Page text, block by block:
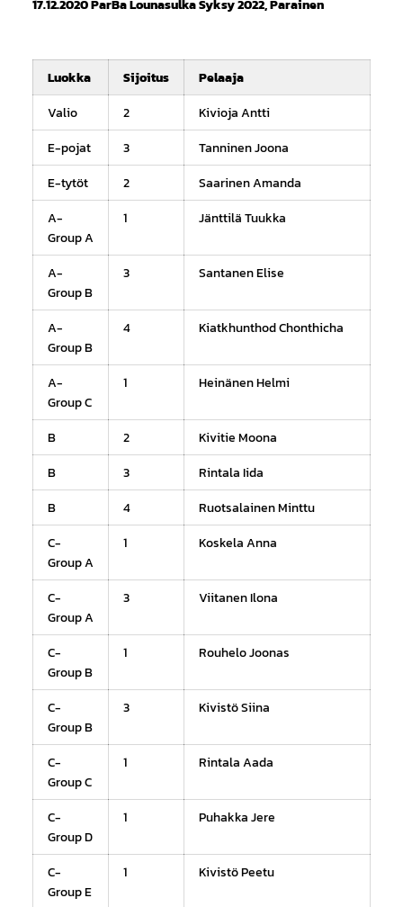
17.12.2020 ParBa Lounasulka Syksy 2022, Parainen
Luokka Sijoitus
Pelaaja
Valio
2
Kivioja Antti
E-pojat
3
Tanninen Joona
E-tytöt
2
Saarinen Amanda
A-
Group A
1 Jänttilä Tuukka
A-
Group B
3 Santanen Elise
A-
Group B
4 Kiatkhunthod Chonthicha
A-
Group C
1 Heinänen Helmi
B 2
Kivitie Moona
B
3
Rintala Iida
B
4
Ruotsalainen Minttu
C-
Group A
1 Koskela Anna
C-
Group A
3 Viitanen Ilona
C-
Group B
1 Rouhelo Joonas
C-
Group B
3 Kivistö Siina
C-
Group C
1 Rintala Aada
C-
Group D
1 Puhakka Jere
C-
Group E
1 Kivistö Peetu